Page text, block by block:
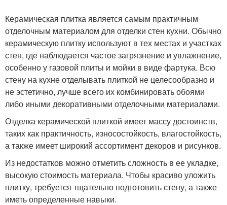
Керамическая плитка является самым практичным
отделочным материалом для отделки стен кухни. Обычно
керамическую плитку используют в тех местах и участках
стен, где наблюдается частое загрязнение и увлажнение,
особенно у газовой плиты и мойки в виде фартука. Всю
стену на кухне отделывать плиткой не целесообразно и
не эстетично, лучше всего их комбинировать обоями
либо иными декоративными отделочными материалами.
Отделка керамической плиткой имеет массу достоинств,
таких как практичность, износостойкость, влагостойкость,
а также имеет широкий ассортимент декоров и рисунков.
Из недостатков можно отметить сложность в ее укладке,
высокую стоимость материала. Чтобы красиво уложить
плитку, требуется тщательно подготовить стену, а также
иметь определенные навыки.